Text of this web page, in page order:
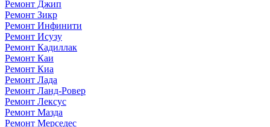
Ремонт Джип
Ремонт Зикр
Ремонт Инфинити
Ремонт Исузу
Ремонт Кадиллак
Ремонт Каи
Ремонт Киа
Ремонт Лада
Ремонт Ланд-Ровер
Ремонт Лексус
Ремонт Мазда
Ремонт Мерседес